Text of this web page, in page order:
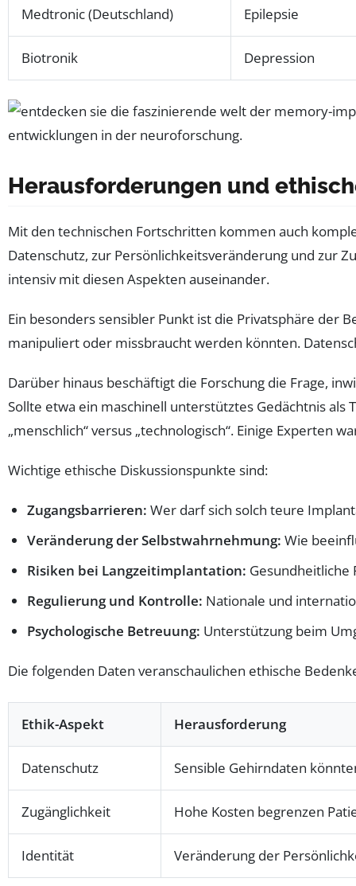
Medtronic (Deutschland) Epilepsie
Biotronik Depression
Herausforderungen und
Mit den technischen Fortschritten kommen auch
Datenschutz, zur Persönlichkeitsveränderung und zur
intensiv mit diesen Aspekten auseinander.
Ein besonders sensibler Punkt ist die Privatsphäre der
manipuliert oder missbraucht werden könnten.
Darüber hinaus beschäftigt die Forschung die Frage,
Sollte etwa ein maschinell unterstütztes Gedächtnis
„menschlich“ versus „technologisch“. Einige Experten
Wichtige ethische Diskussionspunkte sind:
Zugangsbarrieren: Wer darf sich solch teure
Veränderung der Selbstwahrnehmung: Wie
Risiken bei Langzeitimplantation: Gesundheitliche
Regulierung und Kontrolle: Nationale und
Psychologische Betreuung: Unterstützung beim
Die folgenden Daten veranschaulichen ethische
Ethik-Aspekt Herausforderung
Datenschutz Sensible Gehirndaten
Zugänglichkeit Hohe Kosten begrenzen
Identität Veränderung der